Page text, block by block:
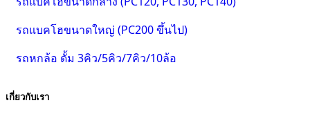
รถแบคโฮขนาดใหญ่ (PC200 ขึ้นไป)
รถหกล้อ ดั้ม 3คิว/5คิว/7คิว/10ล้อ
เกี่ยวกับเรา